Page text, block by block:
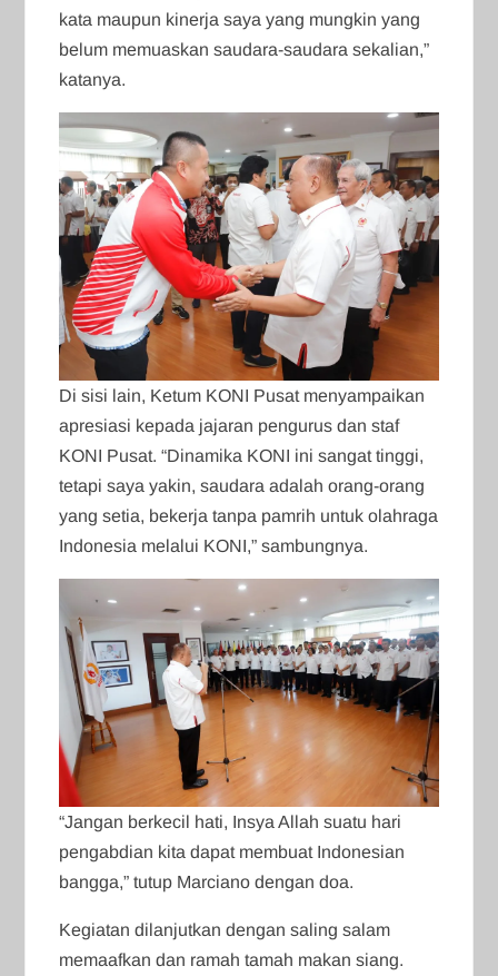
kata maupun kinerja saya yang mungkin yang
belum memuaskan saudara-saudara sekalian,”
katanya.
Di sisi lain, Ketum KONI Pusat menyampaikan
apresiasi kepada jajaran pengurus dan staf
KONI Pusat. “Dinamika KONI ini sangat tinggi,
tetapi saya yakin, saudara adalah orang-orang
yang setia, bekerja tanpa pamrih untuk olahraga
Indonesia melalui KONI,” sambungnya.
“Jangan berkecil hati, Insya Allah suatu hari
pengabdian kita dapat membuat Indonesian
bangga,” tutup Marciano dengan doa.
Kegiatan dilanjutkan dengan saling salam
memaafkan dan ramah tamah makan siang.